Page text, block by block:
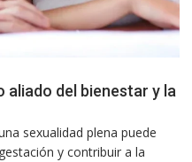
aliado del bienestar y la
sexualidad plena puede
y contribuir a la